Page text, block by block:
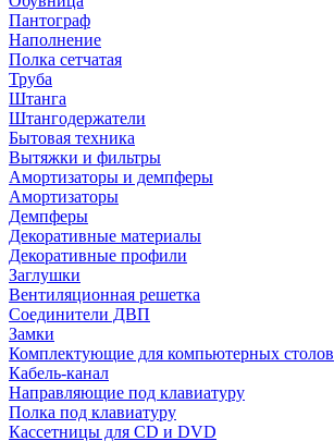
Пантограф
Наполнение
Полка сетчатая
Труба
Штанга
Штангодержатели
Бытовая техника
Вытяжки и фильтры
Амортизаторы и демпферы
Амортизаторы
Демпферы
Декоративные материалы
Декоративные профили
Заглушки
Вентиляционная решетка
Соединители ДВП
Замки
Комплектующие для компьютерных столов
Кабель-канал
Направляющие под клавиатуру
Полка под клавиатуру
Кассетницы для CD и DVD